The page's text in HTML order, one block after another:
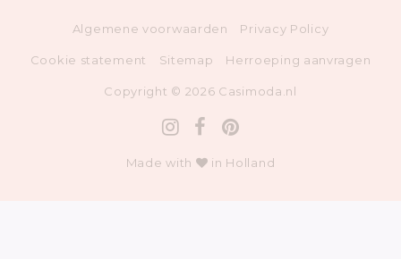
Algemene voorwaarden Privacy Policy
Cookie statement Sitemap Herroeping aanvragen
Copyright © 2026 Casimoda.nl
Made with in Holland